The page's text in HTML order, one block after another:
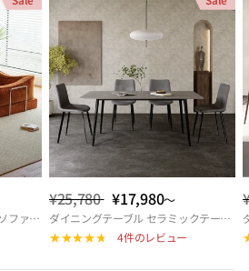
ソファ 圧縮ソファ モジュールソファ ソファベッド ダブル モジュール式ソファ 圧縮ソファーベッド 折りたたみソファベッド 来客対応 北欧 おしゃれ リビング 多機能 快適座面 hemw-5426
¥25,780 ¥17,980～
ダイニングテーブル セラミックテーブル 幅140cm 幅160cm 4人掛け 6人掛け 北欧風 モダン 長方形 食卓テーブル おしゃれ リビング カフェ風 ダイニングセット対応 9513-604hs
4件のレビュー